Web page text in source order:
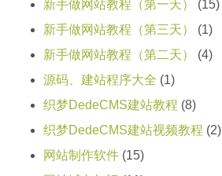
新手做网站教程（第一天）
(15)
新手做网站教程（第三天）
(1)
新手做网站教程（第二天）
(4)
源码、建站程序大全 (1)
织梦DedeCMS建站教程 (8)
织梦DedeCMS建站视频教程 (2)
网站制作软件 (15)